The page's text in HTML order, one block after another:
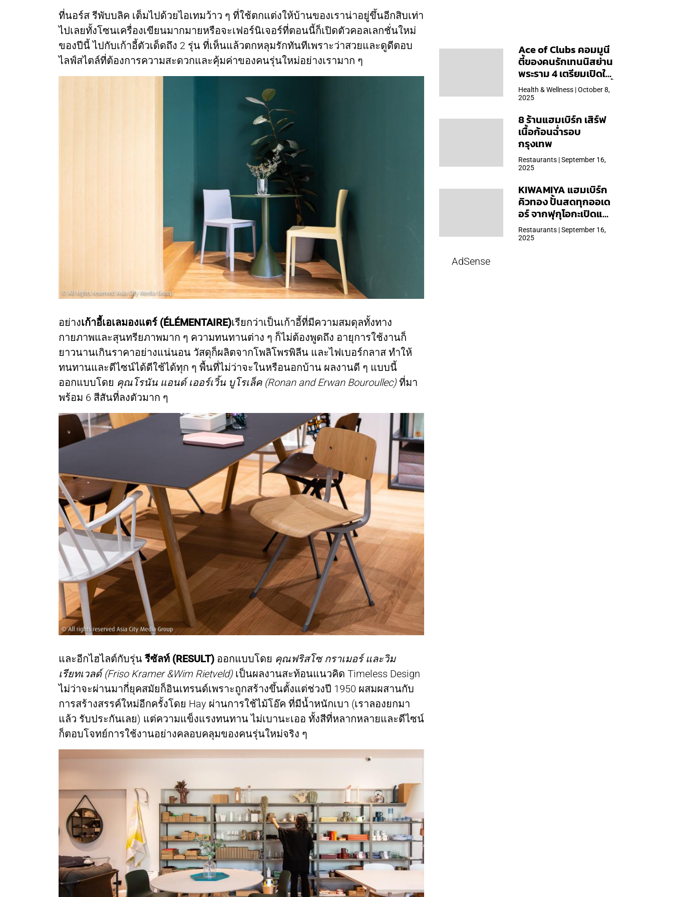
ที่นอร์ส รีพับบลิค เต็มไปด้วยไอเทมว้าว ๆ ที่ใช้ตกแต่งให้บ้านของเราน่าอยู่ขึ้นอีกสิบเท่า
ไปเลยทั้งโซนเครื่องเขียนมากมายหรือจะเฟอร์นิเจอร์ที่ตอนนี้ก็เปิดตัวคอลเลกชั่นใหม่
ของปีนี้ ไปกับเก้าอี้ตัวเด็ดถึง 2 รุ่น ที่เห็นแล้วตกหลุมรักทันทีเพราะว่าสวยและดูดีตอบ
ไลฟ์สไตล์ที่ต้องการความสะดวกและคุ้มค่าของคนรุ่นใหม่อย่างเรามาก ๆ
อย่างเก้าอี้เอเลมองแตร์ (ÉLÉMENTAIRE)เรียกว่าเป็นเก้าอี้ที่มีความสมดุลทั้งทาง
กายภาพและสุนทรียภาพมาก ๆ ความทนทานต่าง ๆ ก็ไม่ต้องพูดถึง อายุการใช้งานก็
ยาวนานเกินราคาอย่างแน่นอน วัสดุก็ผลิตจากโพลิโพรพิลีน และไฟเบอร์กลาส ทำให้
ทนทานและดีไซน์ได้ดีใช้ได้ทุก ๆ พื้นที่ไม่ว่าจะในหรือนอกบ้าน ผลงานดี ๆ แบบนี้
ออกแบบโดย คุณโรนัน แอนด์ เออร์เวิ้น บูโรเล็ค (Ronan and Erwan Bouroullec)​ ที่มา
พร้อม 6 สีสันที่ลงตัวมาก ๆ
และอีกไฮไลต์กับรุ่น รีซัลท์ (RESULT) ออกแบบโดย คุณฟริสโซ กราเมอร์ และวิม
เรียทเวลด์ (Friso Kramer &Wim Rietveld) เป็นผลงานสะท้อนแนวคิด Timeless Design
ไม่ว่าจะผ่านมากี่ยุคสมัยก็อินเทรนด์เพราะถูกสร้างขึ้นตั้งแต่ช่วงปี 1950 ผสมผสานกับ
การสร้างสรรค์ใหม่อีกครั้งโดย Hay ผ่านการใช้ไม้โอ๊ค ที่มีน้ำหนักเบา (เราลองยกมา
แล้ว รับประกันเลย) แต่ความแข็งแรงทนทาน ไม่เบานะเออ ทั้งสีที่หลากหลายและดีไซน์
ก็ตอบโจทย์การใช้งานอย่างคลอบคลุมของคนรุ่นใหม่จริง ๆ
Ace of Clubs คอมมูนี
ตี้ของคนรักเทนนิสย่าน
พระราม 4 เตรียมเปิดให้
บริการวันแรก 19 ต.ค. นี้
Health & Wellness | October 8,
2025
8 ร้านแฮมเบิร์ก เสิร์ฟ
เนื้อก้อนฉ่ำรอบ
กรุงเทพ
Restaurants | September 16,
2025
KIWAMIYA แฮมเบิร์ก
คิวทอง ปั้นสดทุกออเด
อร์ จากฟุกุโอกะเปิดแล้ว
ที่ Central Park
Restaurants | September 16,
2025
AdSense